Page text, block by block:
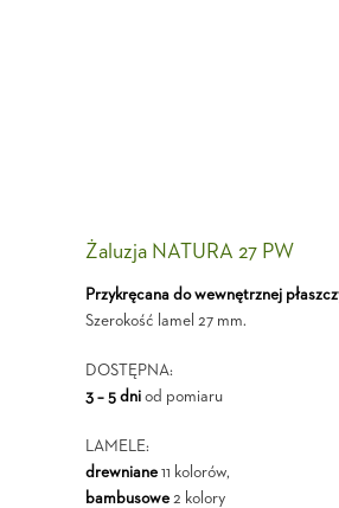
Żaluzja NATURA 27 PW
Przykręcana do wewnętrznej
Szerokość lamel 27 mm.
DOSTĘPNA:
3 – 5 dni od pomiaru
LAMELE:
drewniane 11 kolorów,
bambusowe 2 kolory